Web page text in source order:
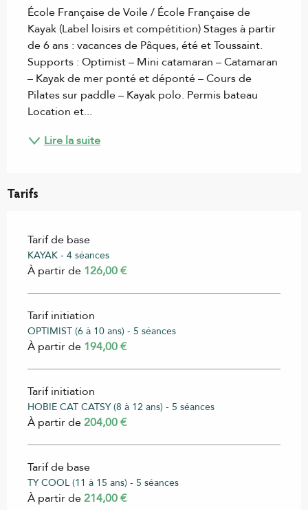
École Française de Voile / École Française de
Kayak (Label loisirs et compétition) Stages à partir
de 6 ans : vacances de Pâques, été et Toussaint.
Supports : Optimist – Mini catamaran – Catamaran
– Kayak de mer ponté et déponté – Cours de
Pilates sur paddle – Kayak polo. Permis bateau
Location et...
Lire la suite
Tarifs
Tarif de base
KAYAK - 4 séances
À partir de 126,00 €
Tarif initiation
OPTIMIST (6 à 10 ans) - 5 séances
À partir de 194,00 €
Tarif initiation
HOBIE CAT CATSY (8 à 12 ans) - 5 séances
À partir de204,00 €
Tarif de base
TY COOL (11 à 15 ans) - 5 séances
À partir de214,00 €